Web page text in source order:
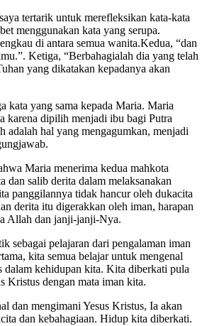
tertarik untuk merefleksikan kata-kata
menggunakan kata yang serupa.
di antara semua wanita.Kedua, “dan
Ketiga, “Berbahagialah dia yang telah
yang dikatakan kepadanya akan
kata yang sama kepada Maria. Maria
karena dipilih menjadi ibu bagi Putra
hal yang mengagumkan, menjadi
Maria menerima kedua mahkota
dan salib derita dalam melaksanakan
panggilannya tidak hancur oleh dukacita
derita itu digerakkan oleh iman, harapan
Allah dan janji-janji-Nya.
sebagai pelajaran dari pengalaman iman
kita semua belajar untuk mengenal
dalam kehidupan kita. Kita diberkati pula
Kristus dengan mata iman kita.
dan mengimani Yesus Kristus, Ia akan
dan kebahagiaan. Hidup kita diberkati.